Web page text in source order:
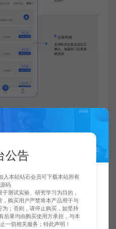
公告
入本站钻石会员可下载本站所有
源码
测试实验、研究学习为目的，
，购买用户严禁将本产品用于与
为；否则，请停止购买，如坚持
后果均由购买使用方承担，与本
一切相关服务；特此声明！